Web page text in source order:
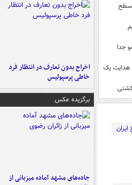
سطح
جدا
هدایت یک
اخراج بدون تعارف در انتظار فرد
خاطی پرسپولیس
برگزیده عکس
جاده‌های مشهد آماده میزبانی از